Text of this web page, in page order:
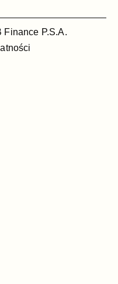
Finance P.S.A.